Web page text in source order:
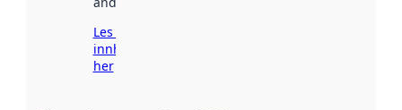
Les meir om
innhenting
her